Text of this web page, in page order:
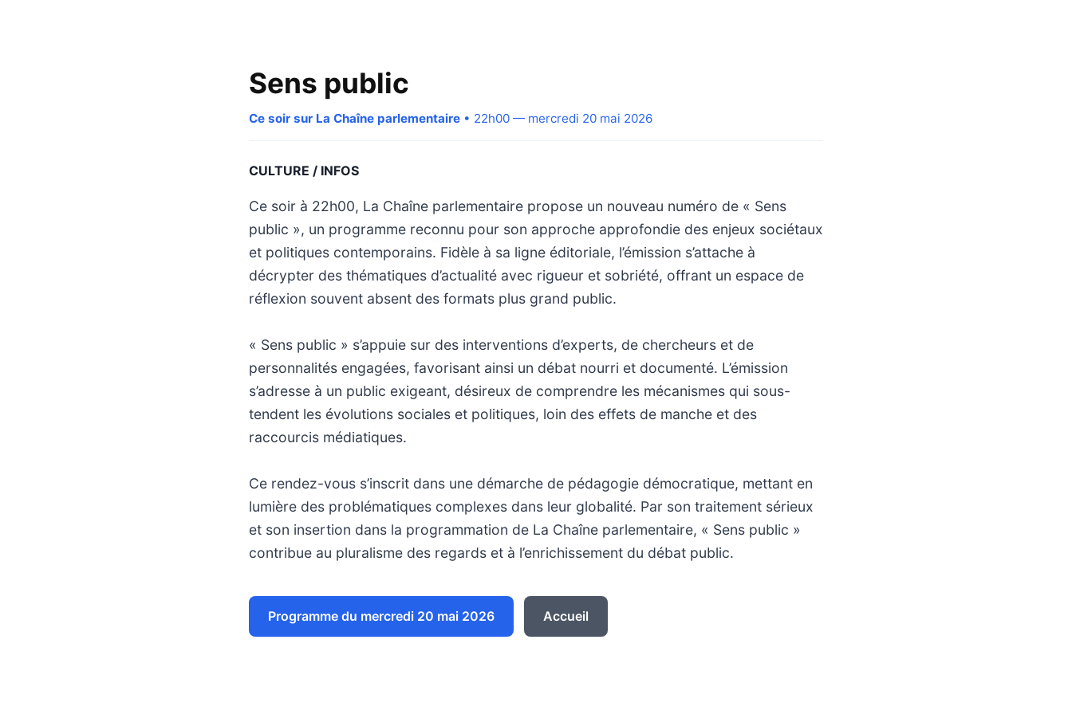
Sens public
Ce soir sur La Chaîne parlementaire • 22h00 — mercredi 20 mai 2026
CULTURE / INFOS
Ce soir à 22h00, La Chaîne parlementaire propose un nouveau numéro de « Sens
public », un programme reconnu pour son approche approfondie des enjeux sociétaux
et politiques contemporains. Fidèle à sa ligne éditoriale, l’émission s’attache à
décrypter des thématiques d’actualité avec rigueur et sobriété, offrant un espace de
réflexion souvent absent des formats plus grand public.
« Sens public » s’appuie sur des interventions d’experts, de chercheurs et de
personnalités engagées, favorisant ainsi un débat nourri et documenté. L’émission
s’adresse à un public exigeant, désireux de comprendre les mécanismes qui sous-
tendent les évolutions sociales et politiques, loin des effets de manche et des
raccourcis médiatiques.
Ce rendez-vous s’inscrit dans une démarche de pédagogie démocratique, mettant en
lumière des problématiques complexes dans leur globalité. Par son traitement sérieux
et son insertion dans la programmation de La Chaîne parlementaire, « Sens public »
contribue au pluralisme des regards et à l’enrichissement du débat public.
Programme du mercredi 20 mai 2026 Accueil